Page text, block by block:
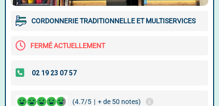
CORDONNERIE TRADITIONNELLE ET MULTISERVICES
FERMÉ ACTUELLEMENT
(4.7/5 | + de 50 notes)